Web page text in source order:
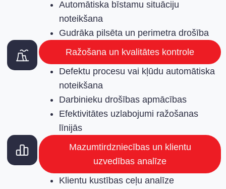
Automātiska bīstamu situāciju
noteikšana
Gudrāka pilsēta un perimetra drošība
Ražošana un kvalitātes kontrole
Defektu procesu vai kļūdu automātiska
noteikšana
Darbinieku drošības apmācības
Efektivitātes uzlabojumi ražošanas
līnijās
Mazumtirdzniecības un klientu
uzvedības analīze
Klientu kustības ceļu analīze